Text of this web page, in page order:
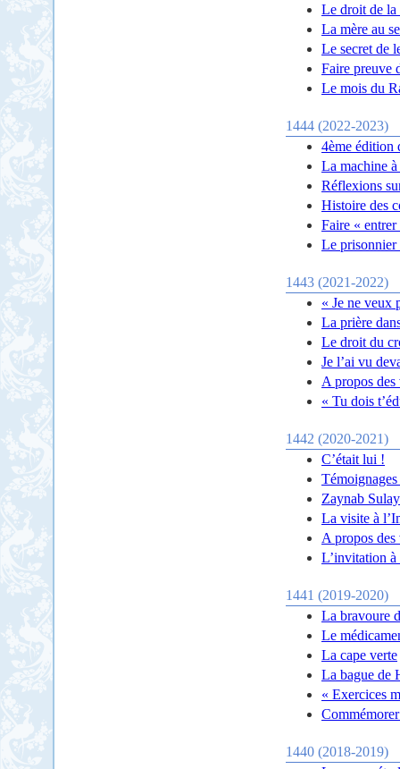
Le droit de la
La mère au
Le secret de
Faire preuve
Le mois du
1444 (2022-2023)
4ème édition
La machine
Réflexions
Histoire des
Faire «
Le prisonnier
1443 (2021-2022)
« Je ne veux
La prière
Le droit du
Je l’ai vu
A propos
« Tu dois
1442 (2020-2021)
C’était lui !
Zaynab
La visite à
A propos des
L’invitation à
1441 (2019-2020)
La bravoure
Le
La cape verte
La bague de
« Exercices
1440 (2018-2019)